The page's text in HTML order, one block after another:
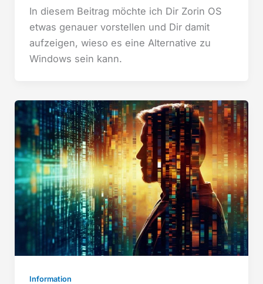
In diesem Beitrag möchte ich Dir Zorin OS
etwas genauer vorstellen und Dir damit
aufzeigen, wieso es eine Alternative zu
Windows sein kann.
Information